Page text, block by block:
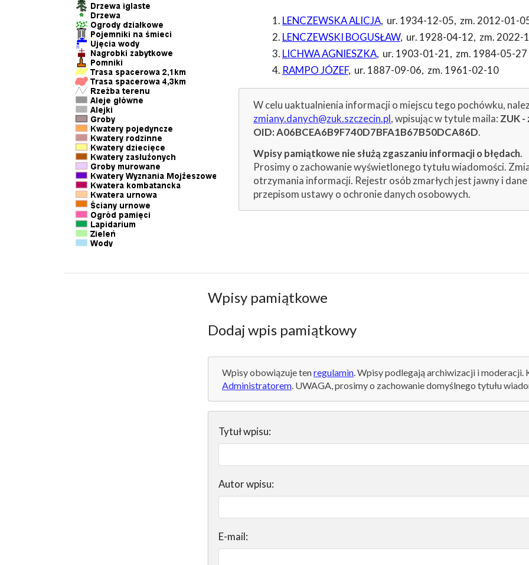
LENCZEWSKA ALICJA, ur. 1934-12-05, zm. 2012-01-
LENCZEWSKI BOGUSŁAW, ur. 1928-04-12, zm. 2022-
LICHWA AGNIESZKA, ur. 1903-01-21, zm. 1984-05-27
RAMPO JÓZEF, ur. 1887-09-06, zm. 1961-02-10
W celu uaktualnienia informacji o miejscu tego pochówku,
zmiany.danych@zuk.szczecin.pl, wpisując w tytule maila: ZUK -
OID: A06BCEA6B9F740D7BFA1B67B50DCA86D.
Wpisy pamiątkowe nie służą zgaszaniu informacji o błędach.
Prosimy o zachowanie wyświetlonego tytułu wiadomości.
otrzymania informacji. Rejestr osób zmarłych jest jawny i
przepisom ustawy o ochronie danych osobowych.
Wpisy pamiątkowe
Dodaj wpis pamiątkowy
Wpisy obowiązuje tenregulamin. Wpisy podlegają archiwizacji i moderacji.
Administratorem. UWAGA, prosimy o zachowanie domyślnego tytułu
Tytuł wpisu:
Autor wpisu:
E-mail: